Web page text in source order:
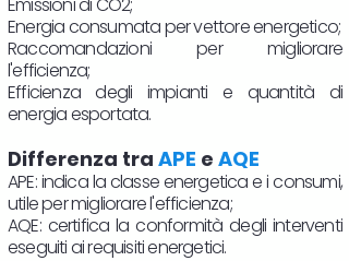
Energia consumata per vettore energetico;
Raccomandazioni per migliorare
l'efficienza;
Efficienza degli impianti e quantità di
energia esportata.
Differenza tra APE e AQE
APE: indica la classe energetica e i consumi,
utile per migliorare l'efficienza;
AQE: certifica la conformità degli interventi
eseguiti ai requisiti energetici.